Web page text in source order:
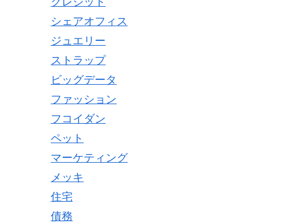
シェアオフィス
ジュエリー
ストラップ
ビッグデータ
ファッション
フコイダン
ペット
マーケティング
メッキ
住宅
債務